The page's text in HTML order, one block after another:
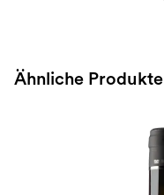
Ähnliche Produkte